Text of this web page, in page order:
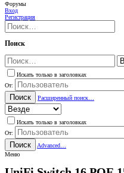
Форумы
Вход
Регистрация
Поиск
Искать только в заголовках
От:
Поиск Расширенный поиск…
Искать только в заголовках
От:
Поиск
Advanced…
Меню